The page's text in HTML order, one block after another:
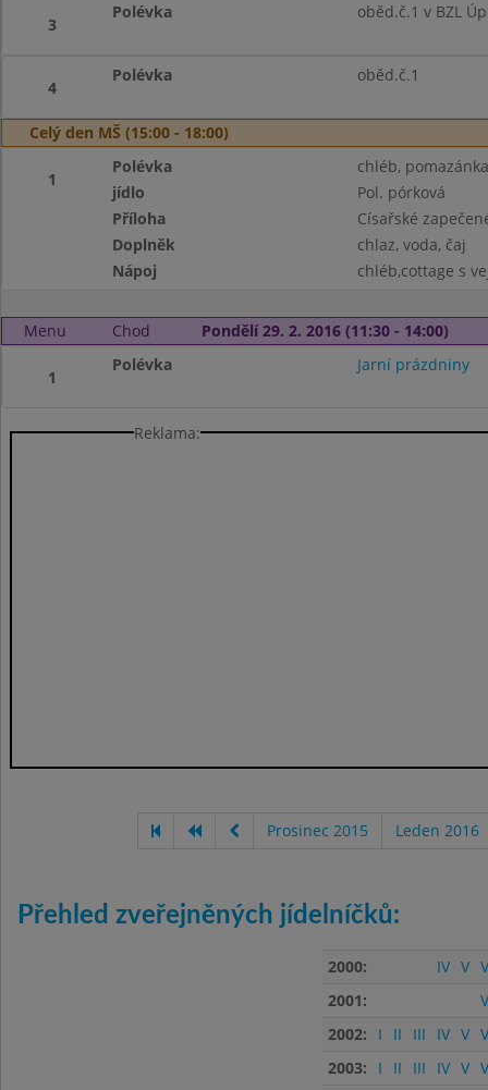
3
Polévka oběd.č.1 v BZL
4
Polévka oběd.č.1
Celý den MŠ (15:00 - 18:00)
1
Polévka
chléb,
jídlo
Pol. pórková
Příloha
Císařské
Doplněk
chlaz, voda, čaj
Nápoj
chléb,cottage s
Menu Chod Pondělí 29. 2. 2016 (11:30 - 14:00)
1
Polévka Jarní prázdniny
Reklama:
Prosinec 2015 Leden 2016
Přehled zveřejněných jídelníčků:
2000: IV V
2001:
2002:
I II III IV V
2003:
I II III IV V